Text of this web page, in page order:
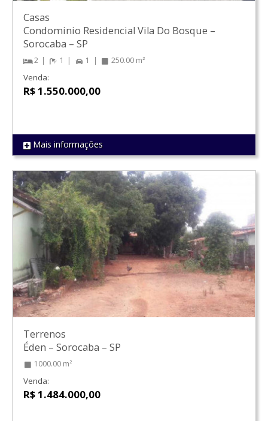
REF 1079
Casas
Condominio Residencial Vila Do Bosque –
Sorocaba – SP
2 1 1 250.00 m²
Venda:
R$ 1.550.000,00
Mais informações
Terrenos
Éden – Sorocaba – SP
1000.00 m²
Venda:
R$ 1.484.000,00